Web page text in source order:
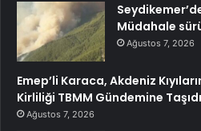
Müdahale
Ağustos 7, 2026
Emep’li Karaca, Akdeniz
Kirliliği TBMM Gündemine Taşıdı
Ağustos 7, 2026